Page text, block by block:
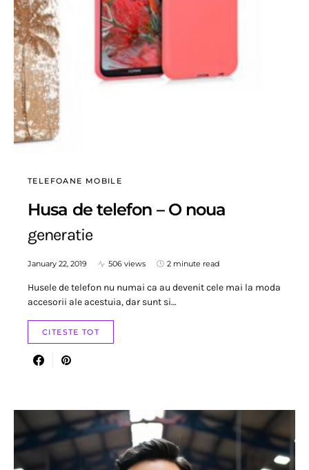
TELEFOANE MOBILE
Husa de telefon – O noua
generatie
January 22, 2019 506 views 2 minute read
Husele de telefon nu numai ca au devenit cele mai la moda
accesorii ale acestuia, dar sunt si…
CITESTE TOT